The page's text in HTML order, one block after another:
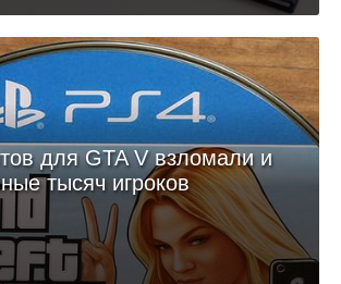
для GTA V взломали и
тысяч игроков